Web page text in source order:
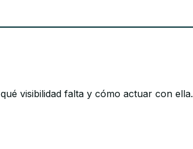
visibilidad falta y cómo actuar con ella.